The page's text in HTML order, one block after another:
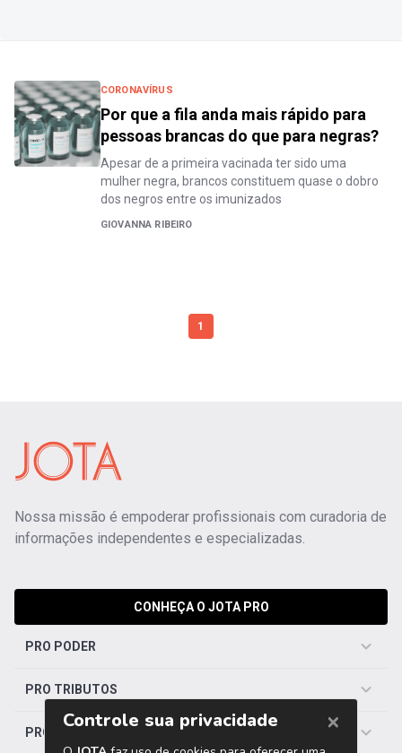
CORONAVÍRUS
Por que a fila anda mais rápido para
pessoas brancas do que para negras?
Apesar de a primeira vacinada ter sido uma
mulher negra, brancos constituem quase o dobro
dos negros entre os imunizados
GIOVANNA RIBEIRO
1
Nossa missão é empoderar profissionais com curadoria de
informações independentes e especializadas.
CONHEÇA O JOTA PRO
PRO PODER
PRO TRIBUTOS
PRO TRABALHISTA